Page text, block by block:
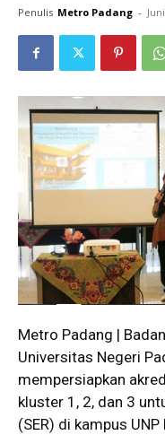
Penulis Metro Padang -
Metro Padang |
Universitas Negeri
mempersiapkan
kluster 1, 2, dan 3
(SER) di kampus